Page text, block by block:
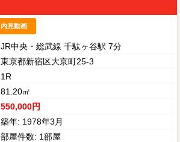
内見動画
JR中央・総武線 千駄ヶ谷駅 7分
東京都新宿区大京町25-3
1R
81.20㎡
550,000円
築年: 1978年3月
部屋件数: 1部屋